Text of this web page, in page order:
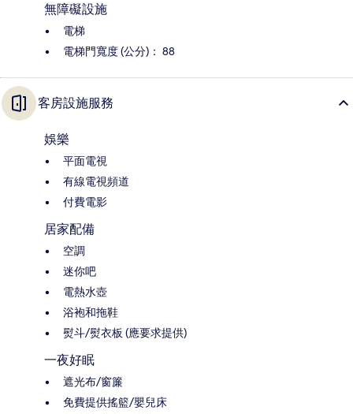
無障礙設施
電梯
電梯門寬度 (公分)： 88
客房設施服務
娛樂
平面電視
有線電視頻道
付費電影
居家配備
空調
迷你吧
電熱水壺
浴袍和拖鞋
熨斗/熨衣板 (應要求提供)
一夜好眠
遮光布/窗簾
免費提供搖籃/嬰兒床